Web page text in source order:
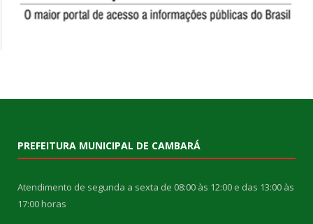
PREFEITURA MUNICIPAL DE CAMBARÁ
Atendimento de segunda a sexta de 08:00 às 12:00 e das 13:00 às
17:00 horas